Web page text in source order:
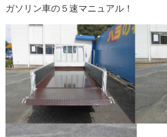
ガソリン車の５速マニュアル！